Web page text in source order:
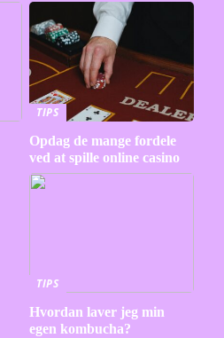
TIPS
Opdag de mange fordele
ved at spille online casino
TIPS
Hvordan laver jeg min
egen kombucha?